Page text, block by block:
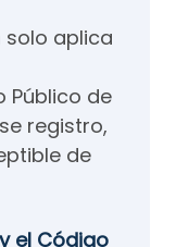
aplica
Público de
registro,
de
el Código